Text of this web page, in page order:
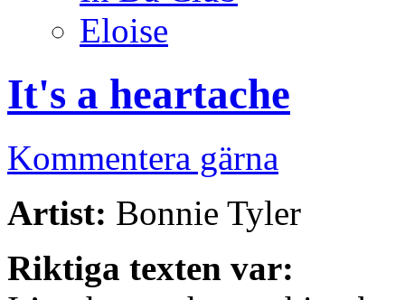
Eloise
It's a heartache
Kommentera gärna
Artist: Bonnie Tyler
Riktiga texten var: